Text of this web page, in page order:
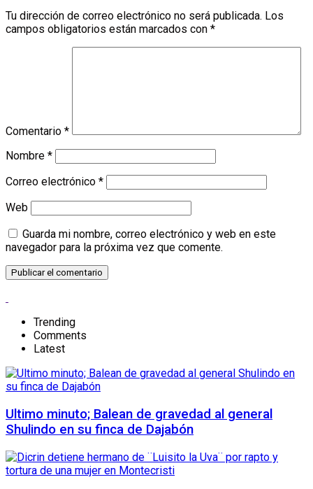
Tu dirección de correo electrónico no será publicada. Los
campos obligatorios están marcados con *
Comentario *
Nombre *
Correo electrónico *
Web
Guarda mi nombre, correo electrónico y web en este
navegador para la próxima vez que comente.
Trending
Comments
Latest
Ultimo minuto; Balean de gravedad al general
Shulindo en su finca de Dajabón